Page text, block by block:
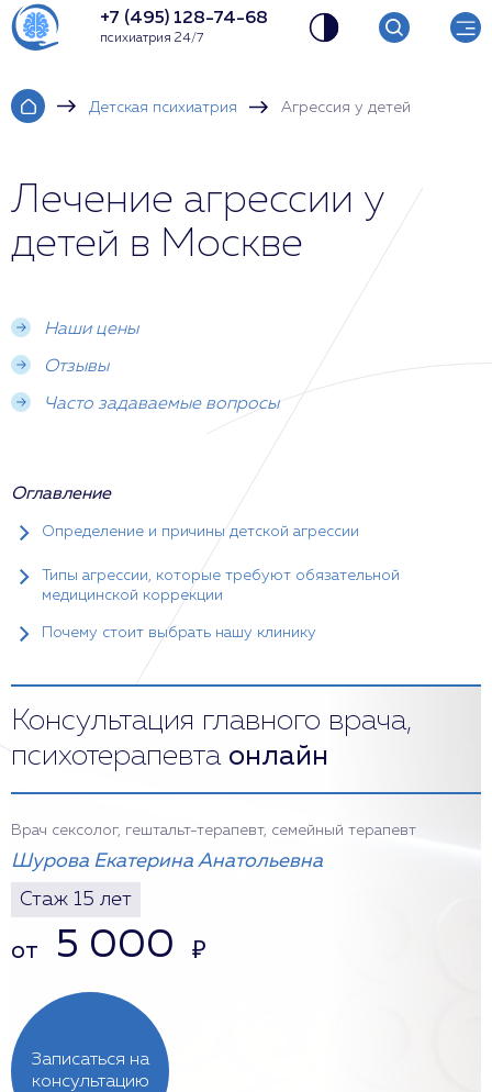
+7 (495) 128-74-68
психиатрия 24/7
Детская психиатрия Агрессия у детей
Лечение агрессии у
детей в Москве
Наши цены
Отзывы
Часто задаваемые вопросы
Оглавление
Определение и причины детской агрессии
Типы агрессии, которые требуют обязательной
медицинской коррекции
Почему стоит выбрать нашу клинику
Консультация главного врача,
психотерапевта онлайн
Записаться на
консультацию
Врач сексолог, гештальт-терапевт, семейный терапевт
Шурова Екатерина Анатольевна
Стаж 15 лет
от 5 000 ₽